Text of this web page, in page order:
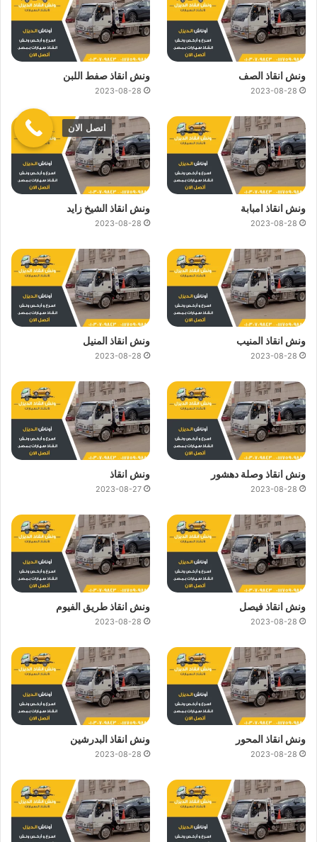
ونش انقاذ الصف
2023-08-28
ونش انقاذ صفط اللبن
2023-08-28
ونش انقاذ امبابة
2023-08-28
ونش انقاذ الشيخ زايد
2023-08-28
ونش انقاذ المنيب
2023-08-28
ونش انقاذ المنيل
2023-08-28
ونش انقاذ وصلة دهشور
2023-08-28
ونش انقاذ
2023-08-27
ونش انقاذ فيصل
2023-08-28
ونش انقاذ طريق الفيوم
2023-08-28
ونش انقاذ المحور
2023-08-28
ونش انقاذ البدرشين
2023-08-28
اتصل الان